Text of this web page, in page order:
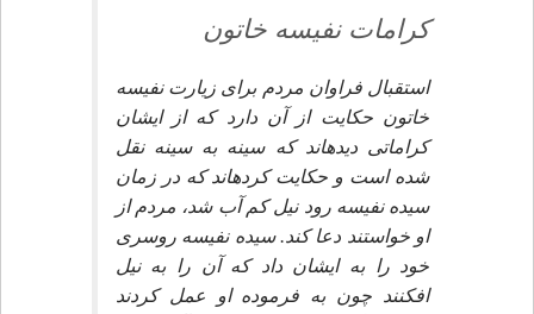
كرامات نفيسه خاتون‏
استقبال فراوان مردم براى زيارت نفيسه
خاتون حكايت از آن دارد كه از ايشان
كراماتى ديده‏اند كه سينه به سينه نقل
شده است و حكايت كرده‏اند كه در زمان
سيده نفيسه رود نيل كم آب شد، مردم از
او خواستند دعا كند. سيده نفيسه روسرى
خود را به ايشان داد كه آن را به نيل
افكنند چون به فرموده او عمل كردند